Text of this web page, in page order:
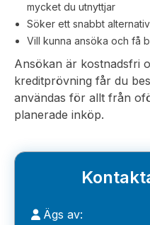
mycket du utnyttjar
Söker ett snabbt
Vill kunna ansöka och få
Ansökan är kostnadsfri
kreditprövning får du
användas för allt från
planerade inköp.
Ägs av: